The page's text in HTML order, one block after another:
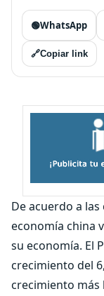
🟢WhatsApp
🔗Copiar link
De acuerdo a
economía china
su economía. El
crecimiento del
crecimiento más